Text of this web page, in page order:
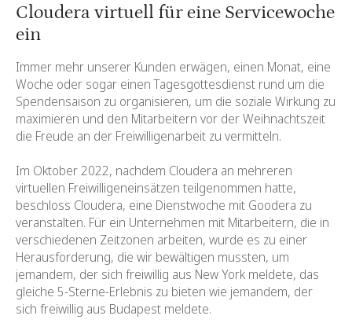
Cloudera virtuell für eine Servicewoche
ein
Immer mehr unserer Kunden erwägen, einen Monat, eine
Woche oder sogar einen Tagesgottesdienst rund um die
Spendensaison zu organisieren, um die soziale Wirkung zu
maximieren und den Mitarbeitern vor der Weihnachtszeit
die Freude an der Freiwilligenarbeit zu vermitteln.
Im Oktober 2022, nachdem Cloudera an mehreren
virtuellen Freiwilligeneinsätzen teilgenommen hatte,
beschloss Cloudera, eine Dienstwoche mit Goodera zu
veranstalten. Für ein Unternehmen mit Mitarbeitern, die in
verschiedenen Zeitzonen arbeiten, wurde es zu einer
Herausforderung, die wir bewältigen mussten, um
jemandem, der sich freiwillig aus New York meldete, das
gleiche 5-Sterne-Erlebnis zu bieten wie jemandem, der
sich freiwillig aus Budapest meldete.